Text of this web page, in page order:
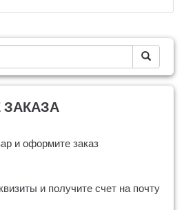
и оформите заказ
и получите счет на почту